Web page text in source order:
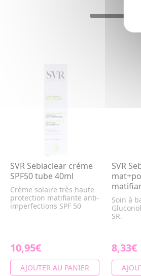
SVR Sebiaclear créme
SPF50 tube 40ml
Crème solaire très haute
protection matifiante anti-
imperfections SPF 50
10,95€
AJOUTER AU PANIER
SVR
Soin à
SR.
8,33€